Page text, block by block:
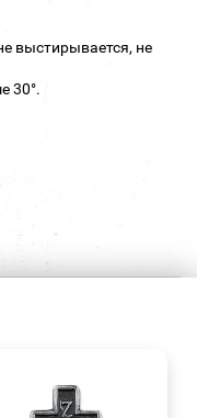
выстирывается, не
30°.